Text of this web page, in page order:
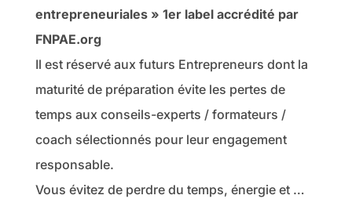
entrepreneuriales » 1er label accrédité par
FNPAE.org
Il est réservé aux futurs Entrepreneurs dont la
maturité de préparation évite les pertes de
temps aux conseils-experts / formateurs /
coach sélectionnés pour leur engagement
responsable.
Vous évitez de perdre du temps, énergie et …